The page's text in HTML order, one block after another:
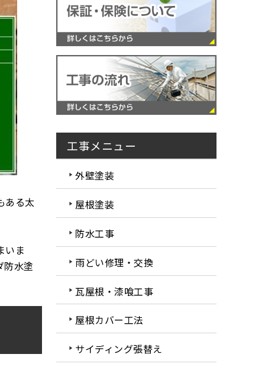
ある太
いま
防水塗
工事メニュー
外壁塗装
屋根塗装
防水工事
雨どい修理・交換
瓦屋根・漆喰工事
屋根カバー工法
サイディング張替え